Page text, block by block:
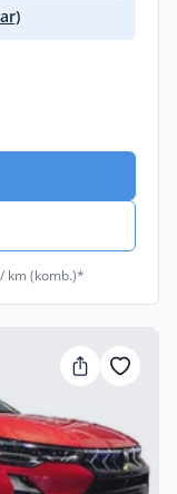
km (komb.)*